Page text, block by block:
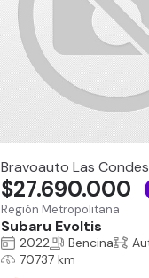
Bravoauto Las Condes
Región Metropolitana
Subaru Evoltis
$27.690.000
2022 Bencina
70737 km